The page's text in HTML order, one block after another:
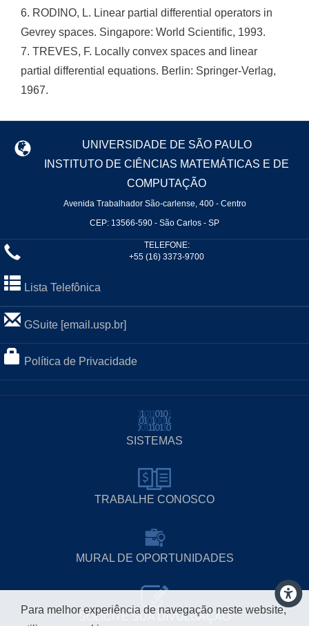
6. RODINO, L. Linear partial differential operators in
Gevrey spaces. Singapore: World Scientific, 1993.
7. TREVES, F. Locally convex spaces and linear
partial differential equations. Berlin: Springer-Verlag,
1967.
UNIVERSIDADE DE SÃO PAULO
INSTITUTO DE CIÊNCIAS MATEMÁTICAS E DE
COMPUTAÇÃO
Avenida Trabalhador São-carlense, 400 - Centro
CEP: 13566-590 - São Carlos - SP
TELEFONE:
+55 (16) 3373-9700
Lista Telefônica
GSuite [email.usp.br]
Política de Privacidade
SISTEMAS
TRABALHE CONOSCO
MURAL DE OPORTUNIDADES
SOLICITE SUA DIVULGAÇÃO
Para melhor experiência de navegação neste website,